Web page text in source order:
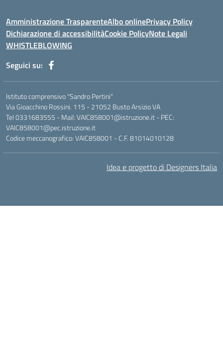
Amministrazione TrasparenteAlbo onlinePrivacy Policy
Dichiarazione di accessibilitàCookie PolicyNote Legali
WHISTLEBLOWING
Seguici su:
Istituto comprensivo "Sandro Pertini"
Via Gioacchino Rossini. 115 - 21052 Busto Arsizio VA
Tel 0331683555 - Mail: VAIC858001@istruzione.it - PEC:
VAIC858001@pec.istruzione.it
Codice meccanografico: VAIC858001 - C.F. 81014010128
Idea e progetto di Designers Italia